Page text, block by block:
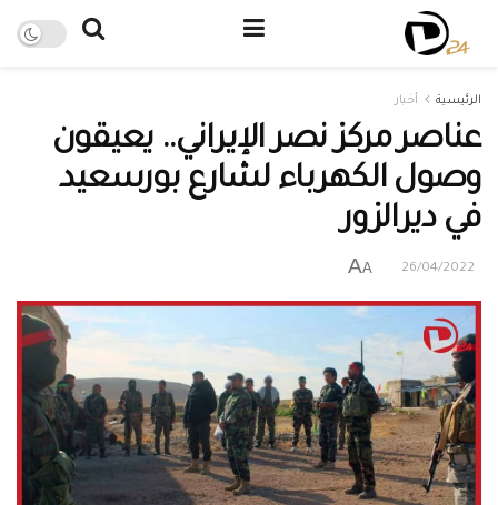
الرئيسية أخبار
عناصر مركز نصر الإيراني.. يعيقون
وصول الكهرباء لشارع بورسعيد
في ديرالزور
26/04/2022
A
A